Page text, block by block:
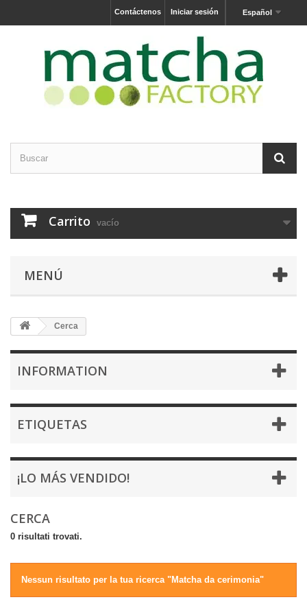
Español
Iniciar sesión
Contáctenos
Carrito vacío
MENÚ
Cerca
INFORMATION
ETIQUETAS
¡LO MÁS VENDIDO!
CERCA
0 risultati trovati.
Nessun risultato per la tua ricerca "Matcha da cerimonia"